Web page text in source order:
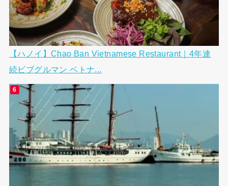
【ハノイ】Chao Ban Vietnamese Restaurant｜4年連
続ビブグルマン ベトナ...